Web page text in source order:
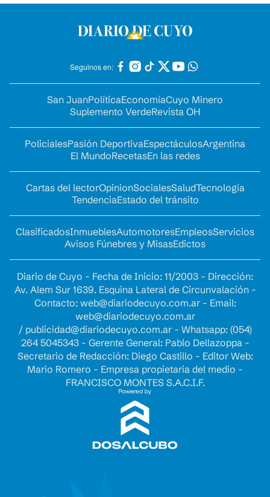
Seguinos en:
San JuanPolíticaEconomíaCuyo Minero
Suplemento VerdeRevista OH
PolicialesPasión DeportivaEspectáculosArgentina
El MundoRecetasEn las redes
Cartas del lectorOpinionSocialesSaludTecnología
TendenciaEstado del tránsito
ClasificadosInmueblesAutomotoresEmpleosServicios
Avisos Fúnebres y MisasEdictos
Diario de Cuyo - Fecha de Inicio: 11/2003 - Dirección:
Av. Alem Sur 1639. Esquina Lateral de Circunvalación -
Contacto: web@diariodecuyo.com.ar- Email:
web@diariodecuyo.com.ar
/ publicidad@diariodecuyo.com.ar- Whatsapp: (054)
264 5045343 - Gerente General: Pablo Dellazoppa -
Secretario de Redacción: Diego Castillo - Editor Web:
Mario Romero - Empresa propietaria del medio -
FRANCISCO MONTES S.A.C.I.F.